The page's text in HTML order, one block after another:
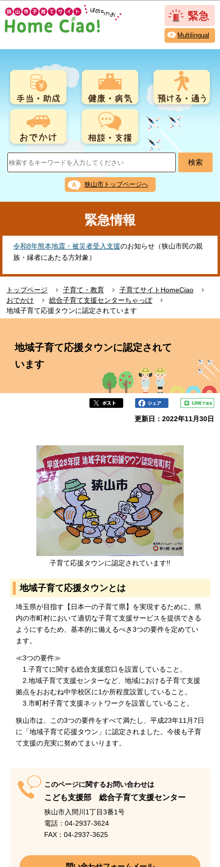
の
ペ
ジ
このページの本文へ移動
Multilingual
狭山市トップページへ
緊急情報
令和8年熊本地震・被災者受入支援のお知らせ（狭山市民の親
族・縁者にあたる方対象）
トップページ 子育て・教育
子育てサイトHomeCiao
おでかけ
総合子育て支援センターちゃっぽ
地域子育て応援タウンに認定されています
地域子育て応援タウンに認定されて
います
更新日：2022年11月30日
子育て応援タウンに認定されています!!
地域子育て応援タウンとは
埼玉県が目指す【日本一の子育て県】を実現するために、県
内の市町村において適切な子育て支援サービスを提供できる
ようにするため、基本的に備えるべき3つの要件を定めてい
ます。
≪3つの要件≫
1.子育てに関する総合支援窓口を設置していること。
2.地域子育て支援センターなど、地域における子育て支援
拠点をおおむね中学校区に1か所程度設置していること。
3.市町村子育て支援ネットワークを設置していること。
狭山市は、この3つの要件をすべて満たし、平成23年11月7日
に「地域子育て応援タウン」に認定されました。今後も子育
て支援の充実に努めてまいります。
このページに関するお問い合わせは
こども支援部 総合子育て支援センター
狭山市入間川1丁目3番1号
電話：04-2937-3624
FAX：04-2937-3625